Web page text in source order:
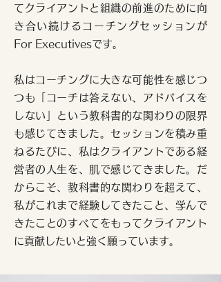
ていると実感できることで、「どんな課
題に対しても自分を信じて解決できる」
という安心感につながっています。
るための目線や思考をつけるためのトレ
ーニングをしている感覚もあります。
てクライアントと組織の前進のために向
き合い続けるコーチングセッションが
For Executivesです。
私はコーチングに大きな可能性を感じつ
つも「コーチは答えない、アドバイスを
しない」という教科書的な関わりの限界
も感じてきました。セッションを積み重
ねるたびに、私はクライアントである経
営者の人生を、肌で感じてきました。だ
からこそ、教科書的な関わりを超えて、
私がこれまで経験してきたこと、学んで
きたことのすべてをもってクライアント
に貢献したいと強く願っています。​